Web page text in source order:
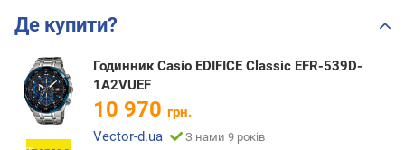
Де купити?
Годинник Casio EDIFICE Classic EFR-539D-
1A2VUEF
10 970 грн.
Vector-d.ua
З нами 9 років